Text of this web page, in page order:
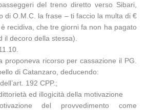
del treno diretto verso Sibari,
di O.M.C. la frase – ti faccio la multa di €
recidiva, che tre giorni fa non ha pagato
il decoro della stessa).
proponeva ricorso per cassazione il PG.
di Catanzaro, deducendo:
192 CPP.;
ed illogicità della motivazione
del provvedimento come